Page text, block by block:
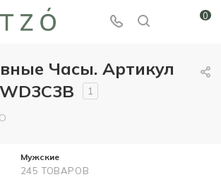
0
Часы. Артикул
1
Мужские
245 ТОВАРОВ